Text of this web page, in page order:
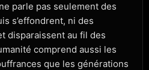
parle pas seulement des
s’effondrent, ni des
disparaissent au fil des
comprend aussi les
que les générations